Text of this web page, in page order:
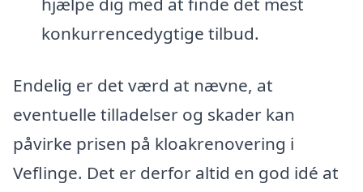
konkurrencedygtige tilbud.
Endelig er det værd at nævne, at
eventuelle tilladelser og skader kan
påvirke prisen på kloakrenovering i
Veflinge. Det er derfor altid en god idé at